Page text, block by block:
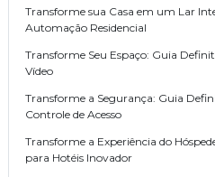
Transforme sua Casa em um Lar
Automação Residencial
Transforme Seu Espaço: Guia
Vídeo
Transforme a Segurança: Guia
Controle de Acesso
Transforme a Experiência do
para Hotéis Inovador